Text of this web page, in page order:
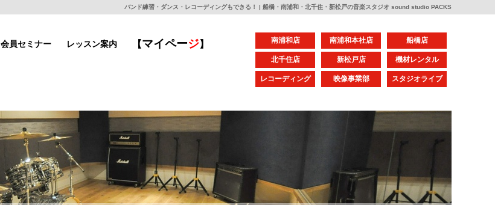
バンド練習・ダンス・レコーディングもできる！ | 船橋・南浦和・北千住・新松戸の音楽スタジオ sound studio PACKS
会員セミナー レッスン案内 【マイページ】 南浦和店 南浦和本社店 船橋店
北千住店 新松戸店 機材レンタル
レコーディング 映像事業部 スタジオライブ